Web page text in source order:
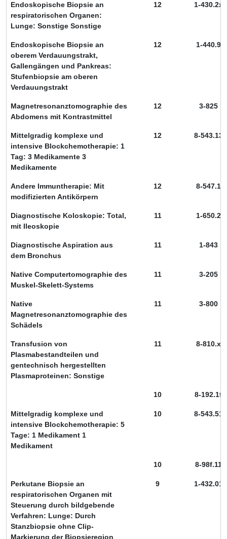
Endoskopische Biopsie an
respiratorischen Organen:
Lunge: Sonstige Sonstige
12 1-430.2x
Endoskopische Biopsie an
oberem Verdauungstrakt,
Gallengängen und Pankreas:
Stufenbiopsie am oberen
Verdauungstrakt
12 1-440.9
Magnetresonanztomographie des
Abdomens mit Kontrastmittel
12 3-825
Mittelgradig komplexe und
intensive Blockchemotherapie: 1
Tag: 3 Medikamente 3
Medikamente
12 8-543.13
Andere Immuntherapie: Mit
modifizierten Antikörpern
12 8-547.1
Diagnostische Koloskopie: Total,
mit Ileoskopie
11 1-650.2
Diagnostische Aspiration aus
dem Bronchus
11 1-843
Native Computertomographie des
Muskel-Skelett-Systems
11 3-205
Native
Magnetresonanztomographie des
Schädels
11 3-800
Transfusion von
Plasmabestandteilen und
gentechnisch hergestellten
Plasmaproteinen: Sonstige
11 8-810.x
10 8-192.1f
Mittelgradig komplexe und
intensive Blockchemotherapie: 5
Tage: 1 Medikament 1
Medikament
10 8-543.51
10 8-98f.11
Perkutane Biopsie an
respiratorischen Organen mit
Steuerung durch bildgebende
Verfahren: Lunge: Durch
Stanzbiopsie ohne Clip-
Markierung der Biopsieregion
9 1-432.01